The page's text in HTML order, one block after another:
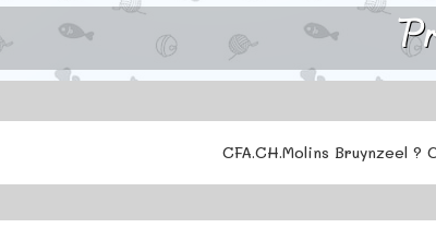
CFA.CH.Molins Bruynzeel